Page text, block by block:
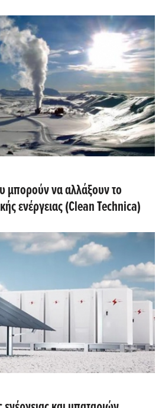
μπορούν να αλλάξουν το
ενέργειας (Clean Technica)